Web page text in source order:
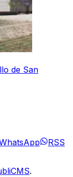
de San
RSS
.